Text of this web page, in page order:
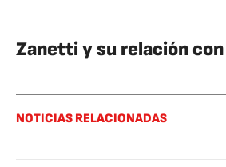
Zanetti y su relación
NOTICIAS RELACIONADAS